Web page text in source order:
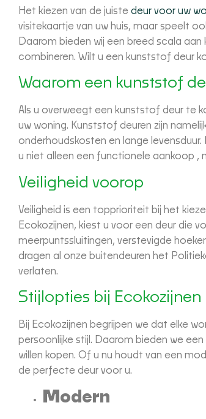
Het kiezen van de juiste deur voor uw
visitekaartje van uw huis, maar speelt
Daarom bieden wij een breed scala
combineren. Wilt u een kunststof deur
Waarom een kunststof
Als u overweegt een kunststof deur te
uw woning. Kunststof deuren zijn
onderhoudskosten en lange
u niet alleen een functionele aankoop ,
Veiligheid voorop
Veiligheid is een topprioriteit bij het
Ecokozijnen, kiest u voor een deur die
meerpuntssluitingen, verstevigde
dragen al onze buitendeuren het
verlaten.
Stijlopties bij Ecokozijnen
Bij Ecokozijnen begrijpen we dat elke
persoonlijke stijl. Daarom bieden we
willen kopen. Of u nu houdt van een
de perfecte deur voor u.
Modern